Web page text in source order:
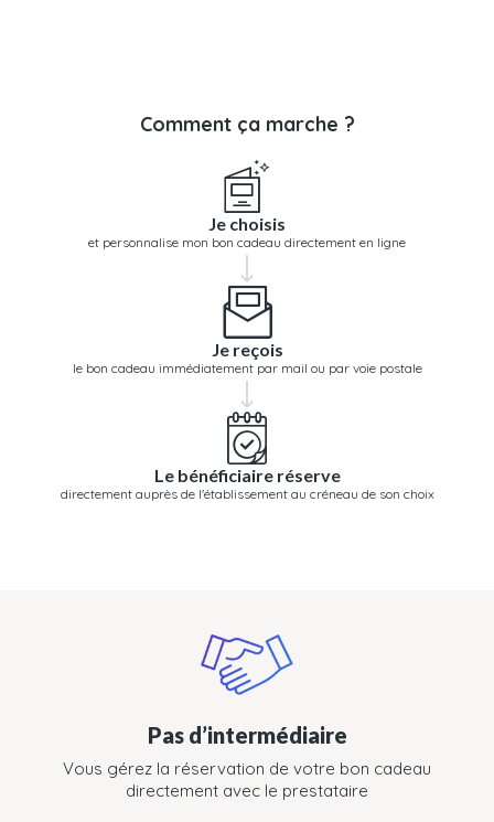
Comment ça marche ?
Je choisis
et personnalise mon bon cadeau directement en ligne
Je reçois
le bon cadeau immédiatement par mail ou par voie postale
Le bénéficiaire réserve
directement auprès de l'établissement au créneau de son choix
Pas d’intermédiaire
Vous gérez la réservation de votre bon cadeau
directement avec le prestataire